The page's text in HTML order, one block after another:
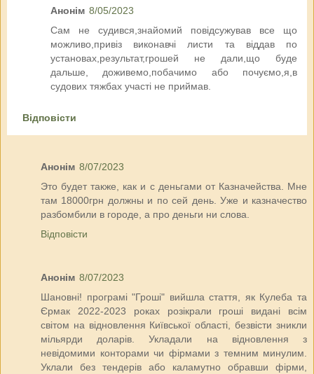
Анонім 8/05/2023
Сам не судився,знайомий повідсужував все що
можливо,привіз виконавчі листи та віддав по
установах,результат,грошей не дали,що буде
дальше, доживемо,побачимо або почуємо,я,в
судових тяжбах участі не приймав.
Відповісти
Анонім 8/07/2023
Это будет также, как и с деньгами от Казначейства. Мне
там 18000грн должны и по сей день. Уже и казначество
разбомбили в городе, а про деньги ни слова.
Відповісти
Анонім 8/07/2023
Шановні! програмі "Гроші" вийшла стаття, як Кулеба та
Єрмак 2022-2023 роках розікрали гроші видані всім
світом на відновлення Київської області, безвісти зникли
мільярди доларів. Укладали на відновлення з
невідомими конторами чи фірмами з темним минулим.
Уклали без тендерів або каламутно обравши фірми,